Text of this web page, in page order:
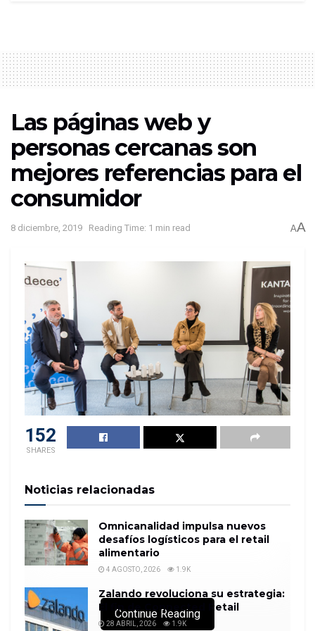
Las páginas web y
personas cercanas son
mejores referencias para el
consumidor
8 diciembre, 2019 Reading Time: 1 min read AA
152
SHARES
Noticias relacionadas
Omnicanalidad impulsa nuevos
desafíos logísticos para el retail
alimentario
4 AGOSTO, 2026 1.9K
Zalando revoluciona su estrategia:
El fin de Connected Retail
28 ABRIL, 2026 1.9K
Continue Reading